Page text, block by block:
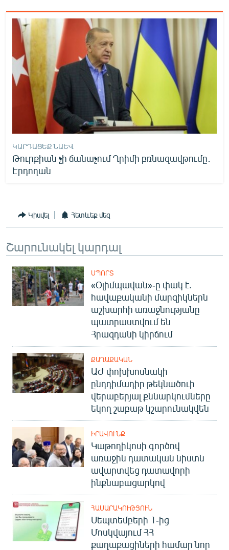
ԿԱՐԴԱՑԵՔ ՆԱԵՎ
Թուրքիան չի ճանաչում Ղրիմի բռնազավթումը․
Էրդողան
Կիսվել Հետևեք մեզ
Շարունակել կարդալ
ՍՊՈՐՏ
«Օլիմպավան»-ը փակ է.
հավաքականի մարզիկներն
աշխարհի առաջնությանը
պատրաստվում են
Հրազդանի կիրճում
ՔԱՂԱՔԱԿԱՆ
ԱԺ փոխխոսնակի
ընդդիմադիր թեկնածուի
վերաբերյալ քննարկումները
եկող շաբաթ կշարունակվեն
ԻՐԱՎՈՒՆՔ
Կաթողիկոսի գործով
առաջին դատական նիստն
ավարտվեց դատավորի
ինքնաբացարկով
ՀԱՍԱՐԱԿՈՒԹՅՈՒՆ
Սեպտեմբերի 1-ից
Մոսկվայում ՀՀ
քաղաքացիների համար նոր